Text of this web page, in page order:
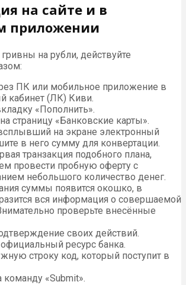
на сайте и в
приложении
на рубли, действуйте
ПК или мобильное приложение в
кабинет (ЛК) Киви.
«Пополнить».
страницу «Банковские карты».
на экране электронный
в него сумму для конвертации.
транзакция подобного плана,
провести пробную оферту с
небольшого количество денег.
суммы появится окошко, в
вся информация о совершаемой
проверьте внесённые
своих действий.
ресурс банка.
строку код, который поступит в
команду «Submit».